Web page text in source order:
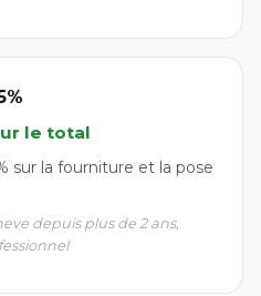
le total
sur la fourniture et la pose
depuis plus de 2 ans,